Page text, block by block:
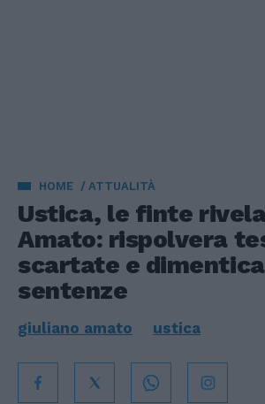
HOME ATTUALITÀ
Ustica, le finte
Amato: rispolvera
scartate e
sentenze
giuliano amato ustica